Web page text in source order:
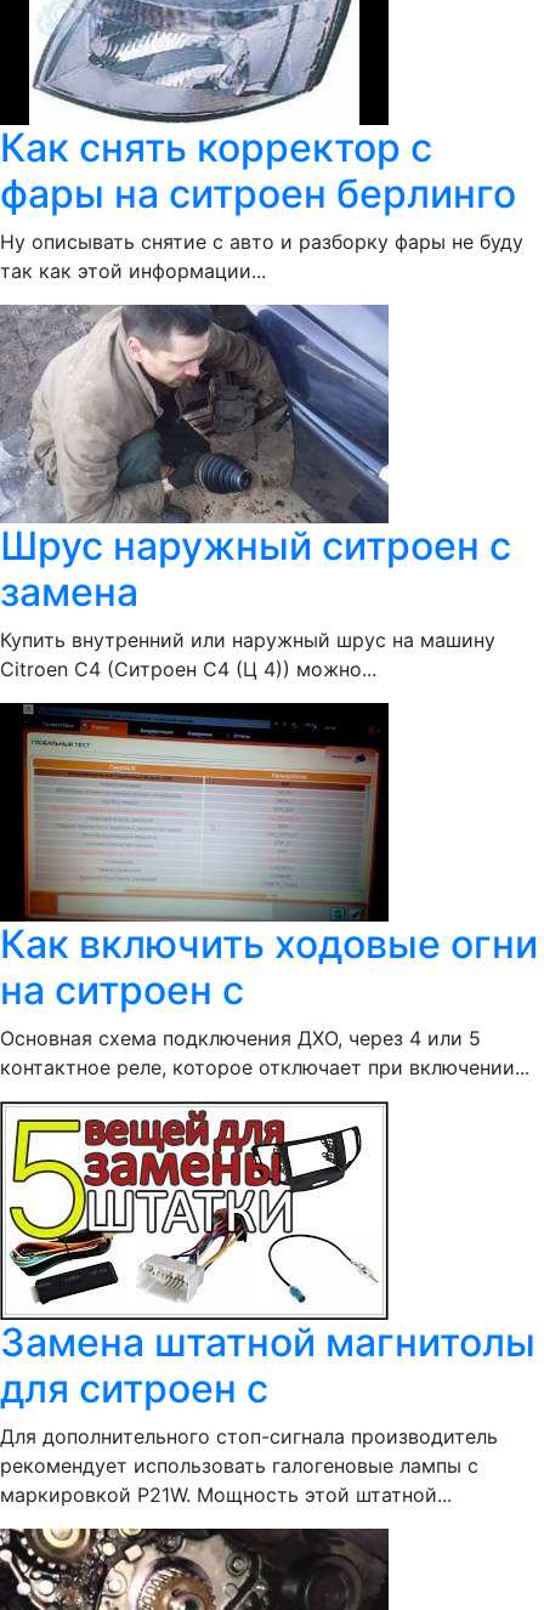
Как снять корректор с
фары на ситроен берлинго
Ну описывать снятие с авто и разборку фары не буду
так как этой информации...
Шрус наружный ситроен с
замена
Купить внутренний или наружный шрус на машину
Citroen С4 (Ситроен С4 (Ц 4)) можно...
Как включить ходовые огни
на ситроен с
Основная схема подключения ДХО, через 4 или 5
контактное реле, которое отключает при включении...
Замена штатной магнитолы
для ситроен с
Для дополнительного стоп-сигнала производитель
рекомендует использовать галогеновые лампы с
маркировкой P21W. Мощность этой штатной...